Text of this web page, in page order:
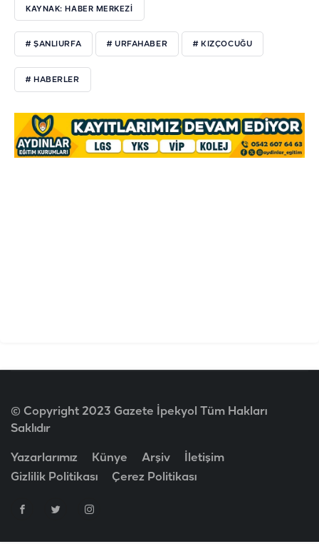
KAYNAK: HABER MERKEZI
# ŞANLIURFA # URFAHABER # KIZÇOCUĞU
# HABERLER
© Copyright 2023 Gazete İpekyol Tüm Hakları
Saklıdır
Yazarlarımız Künye Arşiv
İletişim
Gizlilik Politikası
Çerez Politikası